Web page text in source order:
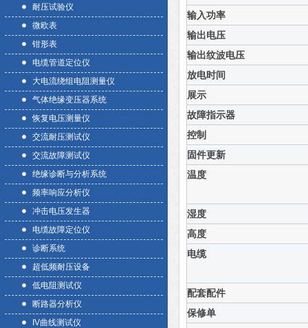
耐压试验仪
微欧表
钳形表
电缆管道定位仪
大电流绕组电阻测量仪
气体绝缘变压器系统
恢复电压测量仪
交流耐压测试仪
交流故障测试仪
绝缘诊断与分析系统
频率响应分析仪
冲击电压发生器
电缆故障定位仪
诊断系统
超低频耐压设备
低电阻测试仪
断路器分析仪
IV曲线测试仪
输入功率
输出电压
输出纹波电压
放电时间
展示
故障指示器
控制
固件更新
温度
湿度
高度
电缆
配套配件
保修单